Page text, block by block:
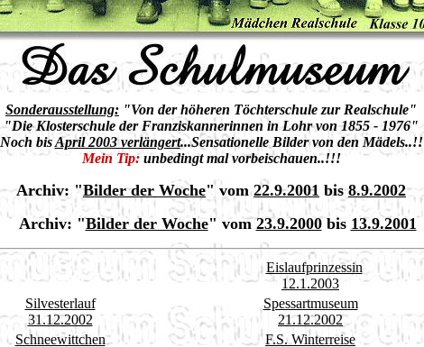
Sonderausstellung: "Von der höheren Töchterschule zur Realschule"
"Die Klosterschule der Franziskannerinnen in Lohr von 1855 - 1976"
Noch bisApril 2003 verlängert...Sensationelle Bilder von den Mädels..!!
Mein Tip:unbedingt mal vorbeischauen..!!!
Archiv: "Bilder der Woche" vom22.9.2001 bis8.9.2002
Archiv: "Bilder der Woche" vom23.9.2000bis 13.9.2001
Eislaufprinzessin
12.1.2003
Silvesterlauf
31.12.2002
Spessartmuseum
21.12.2002
Schneewittchen
F.S. Winterreise